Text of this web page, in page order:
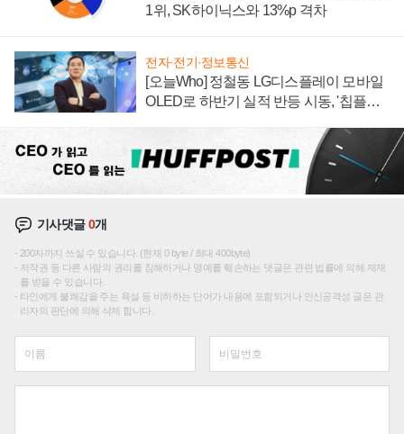
1위, SK하이닉스와 13%p 격차
전자·전기·정보통신
[오늘Who] 정철동 LG디스플레이 모바일
OLED로 하반기 실적 반등 시동, '칩플레
기사댓글0개
200자까지 쓰실 수 있습니다. (현재 0 byte / 최대 400byte)
저작권 등 다른 사람의 권리를 침해하거나 명예를 훼손하는 댓글은 관련 법률에 의해 제재
를 받을 수 있습니다.
타인에게 불쾌감을 주는 욕설 등 비하하는 단어가 내용에 포함되거나 인신공격성 글은 관
리자의 판단에 의해 삭제 합니다.